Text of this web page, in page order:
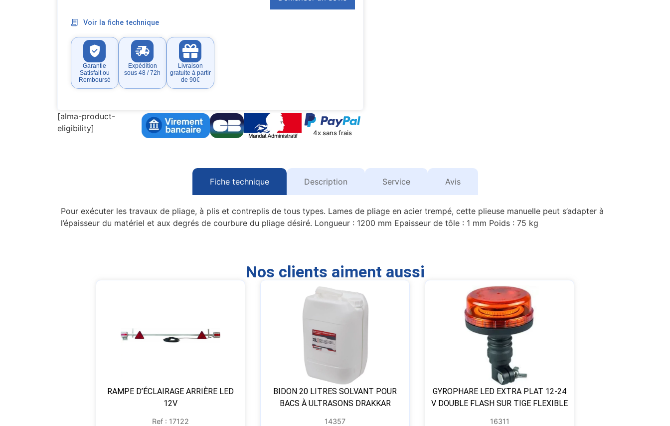
Voir la fiche technique
Garantie
Satisfait ou
Remboursé
Expédition
sous 48 / 72h
Livraison
gratuite à partir
de 90€
[alma-product-
eligibility]
4x sans frais
Fiche technique Description Service Avis
Pour exécuter les travaux de pliage, à plis et contreplis de tous types. Lames de pliage en acier trempé, cette plieuse manuelle peut s’adapter à
l’épaisseur du matériel et aux degrés de courbure du pliage désiré. Longueur : 1200 mm Epaisseur de tôle : 1 mm Poids : 75 kg
Nos clients aiment aussi
RAMPE D’ÉCLAIRAGE ARRIÈRE LED
12V
Ref : 17122
BIDON 20 LITRES SOLVANT POUR
BACS À ULTRASONS DRAKKAR
14357
GYROPHARE LED EXTRA PLAT 12-24
V DOUBLE FLASH SUR TIGE FLEXIBLE
16311